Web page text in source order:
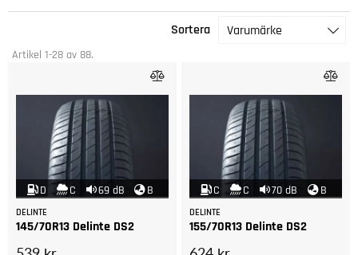
Artikel 1-28 av 88.
Sortera Varumärke
D C 69 dB B
DELINTE
145/70R13 Delinte DS2
C C 70 dB B
DELINTE
155/70R13 Delinte DS2